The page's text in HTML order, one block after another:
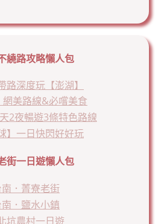
繞路攻略懶人包
路深度玩【澎湖】
網美路線&必嚐美食
天2夜暢遊3條特色路線
】一日快閃好好玩
街一日遊懶人包
南．菁寮老街
南．鹽水小鎮
坑農村一日遊